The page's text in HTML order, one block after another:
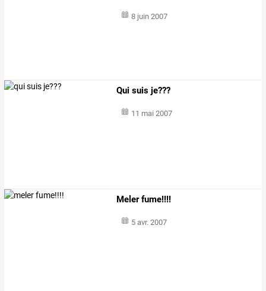
8 juin 2007
Qui suis je???
11 mai 2007
Meler fume!!!!
5 avr. 2007